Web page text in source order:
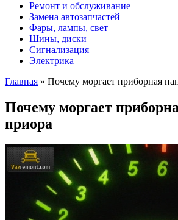
Ремонт и обслуживание
Замена автозапчастей
Фары, лампы, свет
Шины, диски
Сигнализация
Электрика
Главная » Почему моргает приборная
Почему моргает
приора